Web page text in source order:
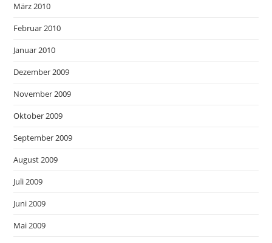
März 2010
Februar 2010
Januar 2010
Dezember 2009
November 2009
Oktober 2009
September 2009
August 2009
Juli 2009
Juni 2009
Mai 2009